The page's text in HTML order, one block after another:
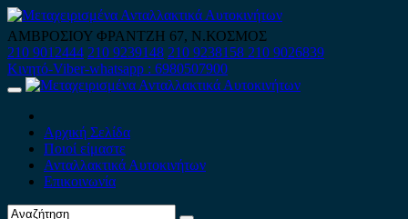
Skip
to
content
ΑΜΒΡΟΣΙΟΥ ΦΡΑΝΤΖΗ 67, Ν.ΚΟΣΜΟΣ
210 9012444 210 9239148 210 9238158 210 9026839
Κινητό-Viber-whatsapp : 6980507900
Primary
Αρχική Σελίδα
Ποιοί είμαστε
Ανταλλακτικά Αυτοκινήτων
Επικοινωνία